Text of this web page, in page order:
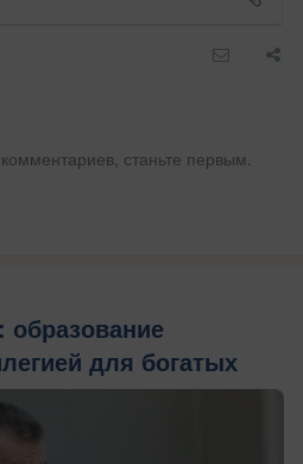
станьте первым.
для богатых